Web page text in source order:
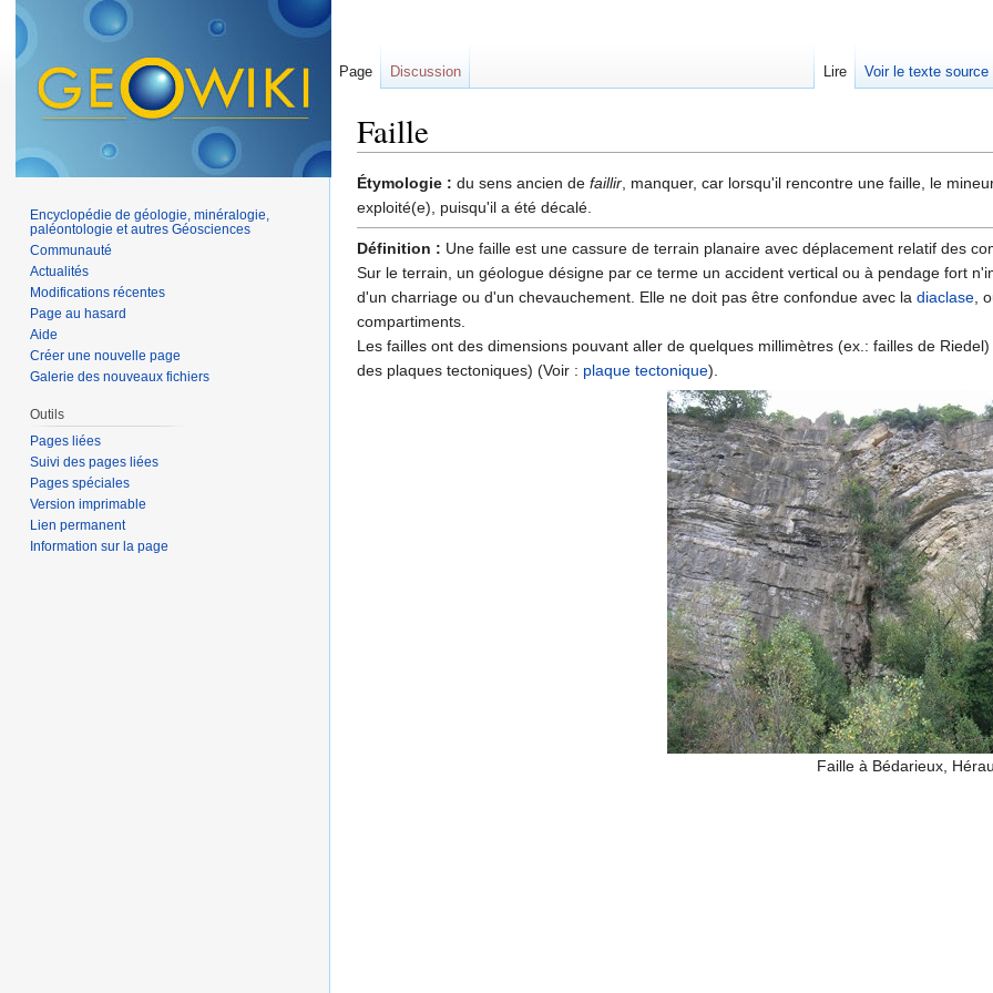
Faille
Étymologie : du sens ancien de faillir, manquer, car lorsqu'il rencontre une faille, le
exploité(e), puisqu'il a été décalé.
Définition : Une faille est une cassure de terrain planaire avec déplacement relatif des
Sur le terrain, un géologue désigne par ce terme un accident vertical ou à pendage fort
d'un charriage ou d'un chevauchement. Elle ne doit pas être confondue avec la diaclase,
compartiments.
Les failles ont des dimensions pouvant aller de quelques millimètres (ex.: failles de
des plaques tectoniques) (Voir : plaque tectonique).
Faille à Bédarieux,
Page Discussion Lire Voir le texte source
Encyclopédie de géologie, minéralogie,
paléontologie et autres Géosciences
Communauté
Actualités
Modifications récentes
Page au hasard
Aide
Créer une nouvelle page
Galerie des nouveaux fichiers
Outils
Pages liées
Suivi des pages liées
Pages spéciales
Version imprimable
Lien permanent
Information sur la page